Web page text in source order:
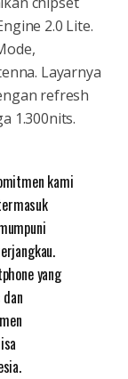
2.0 Lite.
Layarnya
refresh
1.300nits.
kami
yang